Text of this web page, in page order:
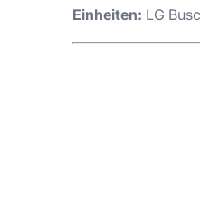
Einheiten: LG